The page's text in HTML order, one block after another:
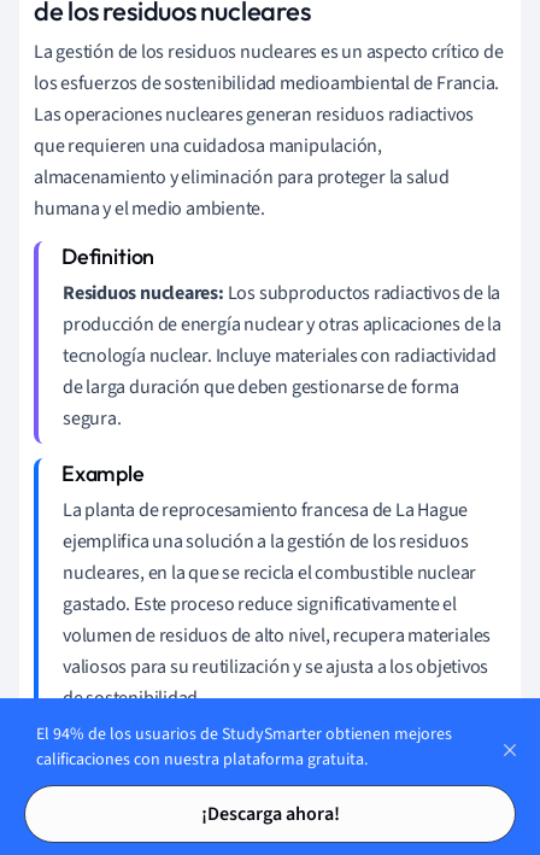
Tarjetas de estudio
Tarjetas de estudio
de los residuos nucleares
La gestión de los residuos nucleares es un aspecto crítico de
los esfuerzos de sostenibilidad medioambiental de Francia.
Las operaciones nucleares generan residuos radiactivos
que requieren una cuidadosa manipulación,
almacenamiento y eliminación para proteger la salud
humana y el medio ambiente.
Residuos nucleares: Los subproductos radiactivos de la
producción de energía nuclear y otras aplicaciones de la
tecnología nuclear. Incluye materiales con radiactividad
de larga duración que deben gestionarse de forma
segura.
La planta de reprocesamiento francesa de La Hague
ejemplifica una solución a la gestión de los residuos
nucleares, en la que se recicla el combustible nuclear
gastado. Este proceso reduce significativamente el
volumen de residuos de alto nivel, recupera materiales
valiosos para su reutilización y se ajusta a los objetivos
de sostenibilidad.
Para hacer frente a los retos que plantean los residuos
nucleares, Francia invierte en investigación y desarrollo
El 94% de los usuarios de StudySmarter obtienen mejores
calificaciones con nuestra plataforma gratuita.
¡Descarga ahora!